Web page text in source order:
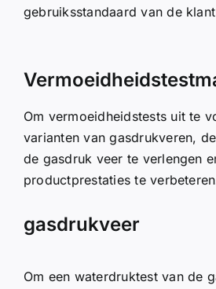
gebruiksstandaard van de
Om vermoeidheidstests uit te
varianten van gasdrukveren,
de gasdruk veer te verlengen
productprestaties te
gasdrukveer
Om een waterdruktest van de